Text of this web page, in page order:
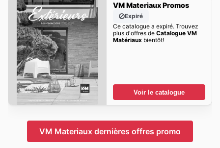
VM Materiaux Promos
Expiré
Ce catalogue a expiré. Trouvez
plus d'offres de Catalogue VM
Matériauxbientôt!
Voir le catalogue
VM Materiaux dernières offres promo